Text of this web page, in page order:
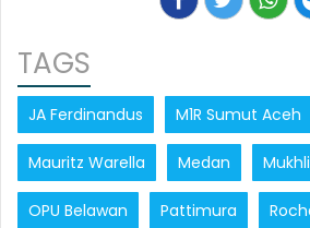
TAGS
JA Ferdinandus M1R Sumut Aceh
Mauritz Warella Medan
OPU Belawan Pattimura